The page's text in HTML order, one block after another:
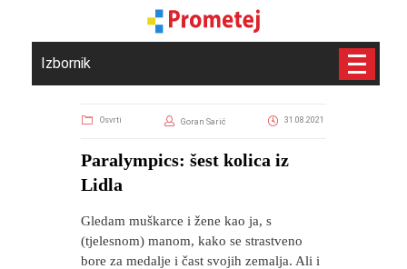
Izbornik
Osvrti Goran Sarić 31.08.2021
​Paralympics: šest kolica iz
Lidla
Gledam muškarce i žene kao ja, s
(tjelesnom) manom, kako se strastveno
bore za medalje i čast svojih zemalja. Ali i